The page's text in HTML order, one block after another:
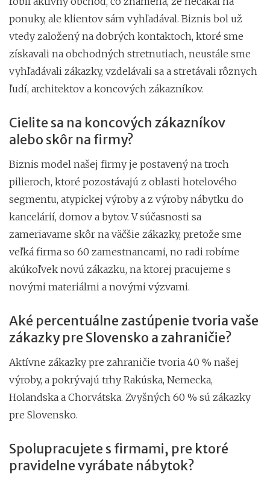
ponuky, ale klientov sám vyhľadával. Biznis bol už
vtedy založený na dobrých kontaktoch, ktoré sme
získavali na obchodných stretnutiach, neustále sme
vyhľadávali zákazky, vzdelávali sa a stretávali rôznych
ľudí, architektov a koncových zákazníkov.
Cielite sa na koncových zákazníkov
alebo skôr na firmy?
Biznis model našej firmy je postavený na troch
pilieroch, ktoré pozostávajú z oblasti hotelového
segmentu, atypickej výroby a z výroby nábytku do
kancelárií, domov a bytov. V súčasnosti sa
zameriavame skôr na väčšie zákazky, pretože sme
veľká firma so 60 zamestnancami, no radi robíme
akúkoľvek novú zákazku, na ktorej pracujeme s
novými materiálmi a novými výzvami.
Aké percentuálne zastúpenie tvoria vaše
zákazky pre Slovensko a zahraničie?
Aktívne zákazky pre zahraničie tvoria 40 % našej
výroby, a pokrývajú trhy Rakúska, Nemecka,
Holandska a Chorvátska. Zvyšných 60 % sú zákazky
pre Slovensko.
Spolupracujete s firmami, pre ktoré
pravidelne vyrábate nábytok?